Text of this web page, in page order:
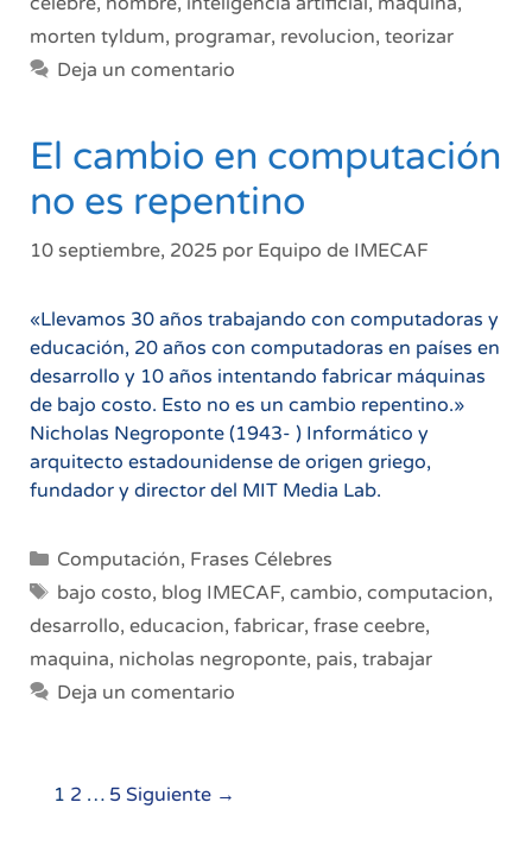
morten tyldum, programar, revolucion, teorizar
Deja un comentario
El cambio en computación
no es repentino
10 septiembre, 2025 por Equipo de IMECAF
«Llevamos 30 años trabajando con computadoras y
educación, 20 años con computadoras en países en
desarrollo y 10 años intentando fabricar máquinas
de bajo costo. Esto no es un cambio repentino.»
Nicholas Negroponte (1943- ) Informático y
arquitecto estadounidense de origen griego,
fundador y director del MIT Media Lab.
Categorías
Computación, Frases Célebres
Etiquetas
bajo costo, blog IMECAF, cambio, computacion,
desarrollo, educacion, fabricar, frase ceebre,
maquina, nicholas negroponte, pais, trabajar
Deja un comentario
Navegación
1 2 … 5 Siguiente →